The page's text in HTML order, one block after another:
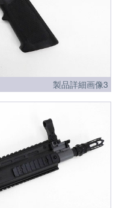
製品詳細画像3